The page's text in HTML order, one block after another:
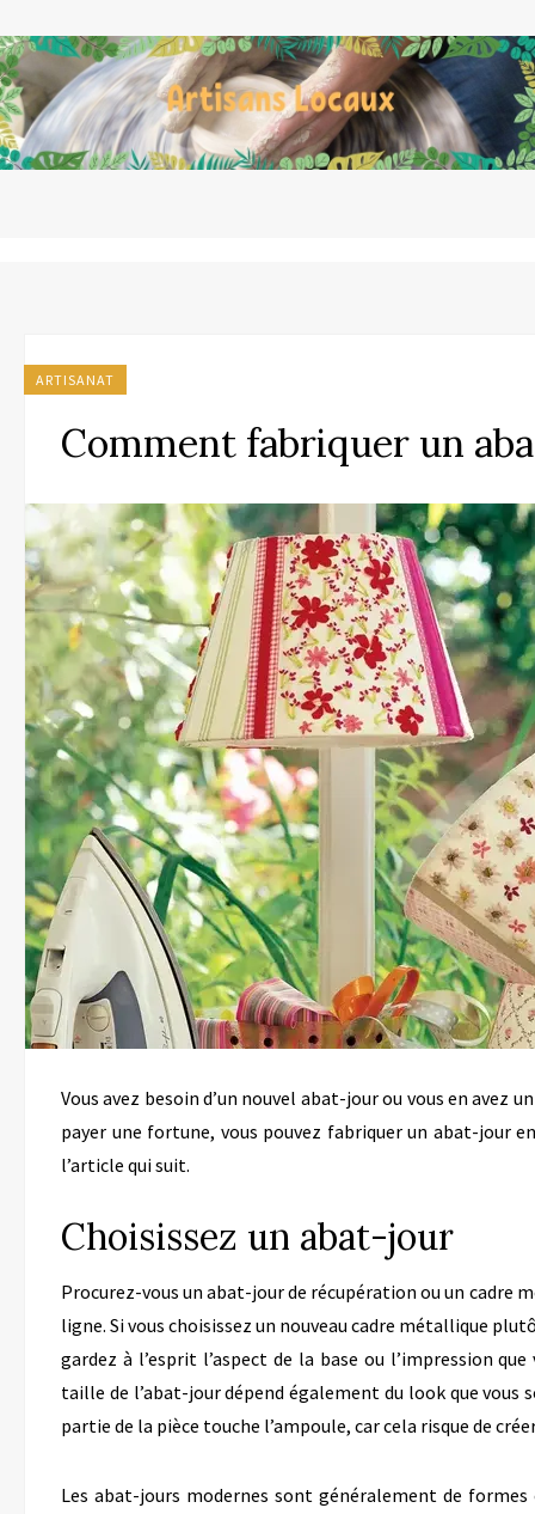
ARTISANAT
Comment fabriquer un
Vous avez besoin d’un nouvel abat-jour ou vous en avez
payer une fortune, vous pouvez fabriquer un abat-jour
l’article qui suit.
Choisissez un abat-jour
Procurez-vous un abat-jour de récupération ou un cadre
ligne. Si vous choisissez un nouveau cadre métallique
gardez à l’esprit l’aspect de la base ou l’impression
taille de l’abat-jour dépend également du look que vous
partie de la pièce touche l’ampoule, car cela risque de
Les abat-jours modernes sont généralement de